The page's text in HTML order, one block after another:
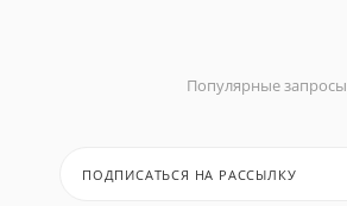
Популярные запросы
ПОДПИСАТЬСЯ НА РАССЫЛКУ